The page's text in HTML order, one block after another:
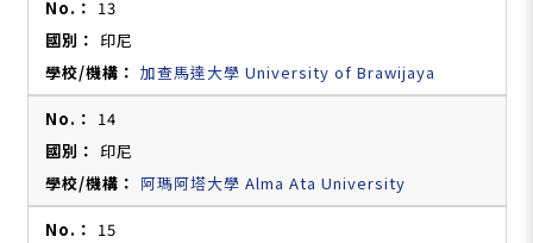
13
印尼
加查馬達大學 University of Brawijaya
14
印尼
阿瑪阿塔大學 Alma Ata University
15